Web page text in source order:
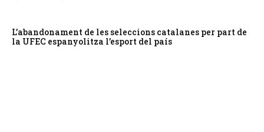
L’abandonament de les seleccions catalanes per part de
la UFEC espanyolitza l’esport del país